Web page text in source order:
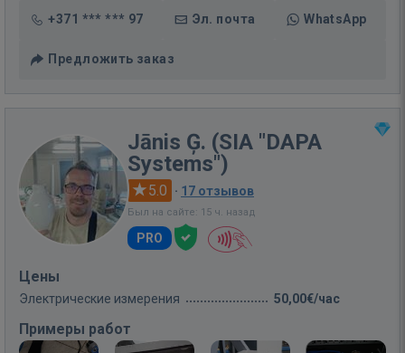
+371 *** *** 97 Эл. почта WhatsApp
Предложить заказ
Jānis Ģ. (SIA "DAPA
Systems")
5.0 · 17 отзывов
Был на сайте: 15 ч. назад
PRO
Цены
Электрические измерения 50,00€/час
Примеры работ